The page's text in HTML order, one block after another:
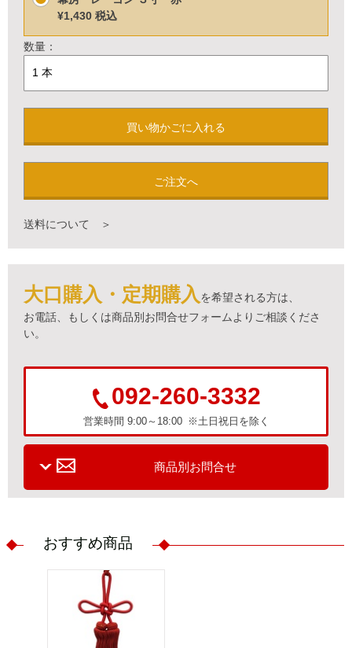
¥1,430 税込
数量：
買い物かごに入れる
ご注文へ
送料について ＞
大口購入・定期購入 を希望される方は、
お電話、もしくは商品別お問合せフォームよりご相談くださ
い。
092-260-3332
営業時間 9:00～18:00 ※土日祝日を除く
商品別お問合せ
おすすめ商品